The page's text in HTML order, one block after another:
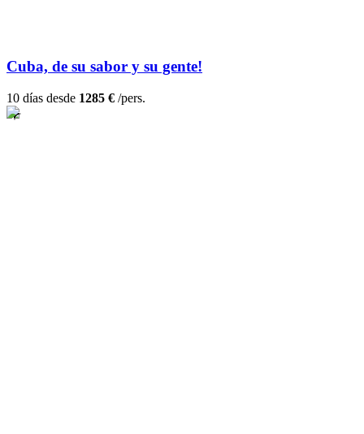
Cuba, de su sabor y su gente!
10 días desde 1285 € /pers.